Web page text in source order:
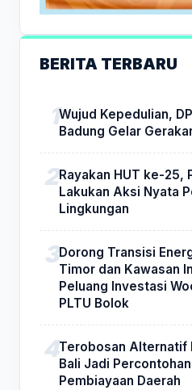
BERITA TERBARU
Wujud Kepedulian,
Badung Gelar
Rayakan HUT ke-25,
Lakukan Aksi Nyata
Lingkungan
Dorong Transisi
Timor dan Kawasan
Peluang Investasi
PLTU Bolok
Terobosan Alternatif
Bali Jadi Percontohan
Pembiayaan Daerah